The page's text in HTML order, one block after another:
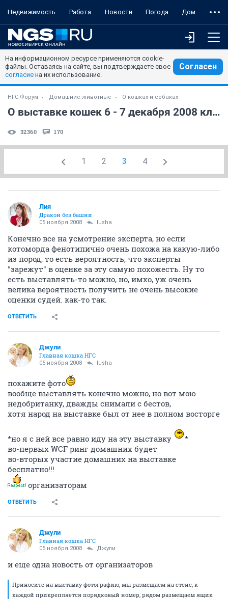
Недвижимость Работа Новости Погода Дом
На информационном ресурсе применяются cookie-
файлы. Оставаясь на сайте, вы подтверждаете свое
согласие на их использование.
Согласен
НГС.Форум Домашние животные О кошках и собаках
О выставке кошек 6 - 7 декабря 2008 клуб "Азия"
32360 170
1 2 3 4
Лия
Дракон без башни
05 ноября 2008 lusha
Конечно все на усмотрение эксперта, но если
котоморда фенотипично очень похожа на какую-либо
из пород, то есть вероятность, что эксперты
"зарежут" в оценке за эту самую похожесть. Ну то
есть выставлять-то можно, но, имхо, уж очень
велика вероятность получить не очень высокие
оценки судей. как-то так.
ОТВЕТИТЬ
Джули
Главная кошка НГС
05 ноября 2008 lusha
покажите фото
вообще выставлять конечно можно, но вот мою
недобританку, дважды снимали с бестов,
хотя народ на выставке был от нее в полном восторге
*но я с ней все равно иду на эту выставку
*
во-первых WCF ринг домашних будет
во-вторых участие домашних на выставке
бесплатно!!!
организаторам
ОТВЕТИТЬ
Джули
Главная кошка НГС
05 ноября 2008 Джули
и еще одна новость от организаторов
Приносите на выставку фотографию, мы размещаем на стене, к
каждой прикрепляется порядковый номер, рядом размещаем ящик